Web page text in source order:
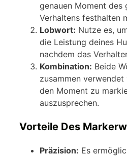
genauen Moment des
Verhaltens festhalten
Lobwort: Nutze es,
die Leistung deines
nachdem das
Kombination: Beide
zusammen
den Moment zu
auszusprechen.
Vorteile Des
Präzision: Es